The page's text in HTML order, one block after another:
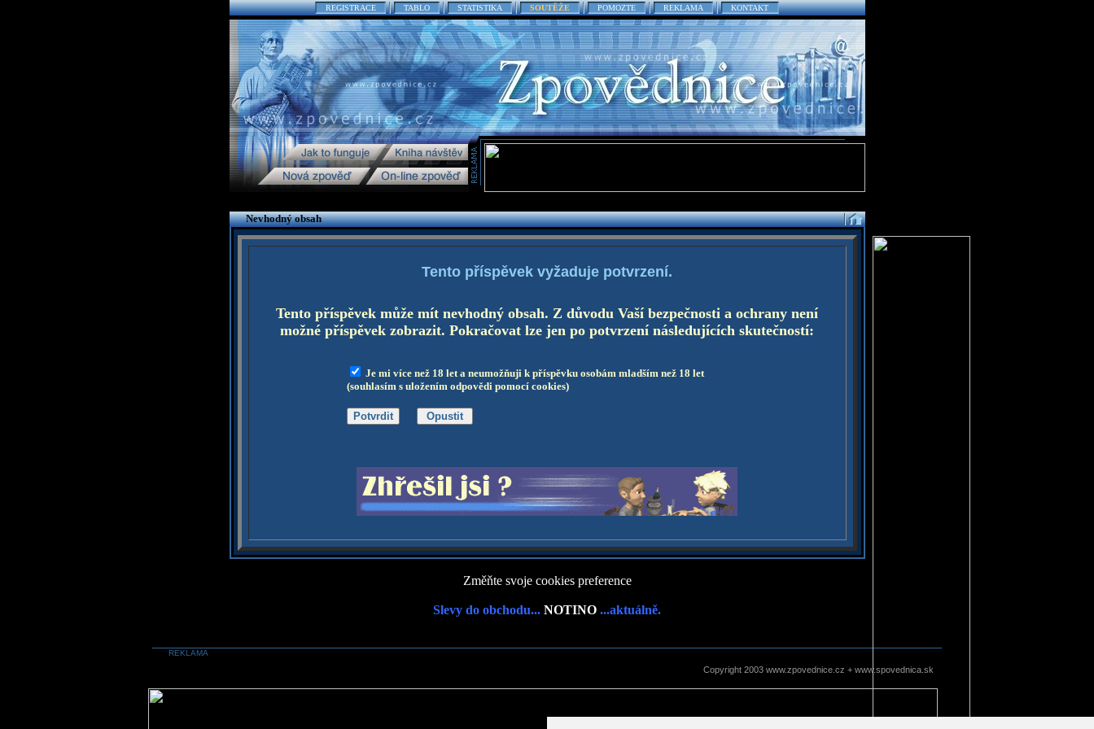
REGISTRACE TABLO STATISTIKA SOUTĚŽE POMOZTE REKLAMA KONTAKT
Nevhodný obsah
Tento příspěvek vyžaduje potvrzení.
Tento příspěvek může mít nevhodný obsah. Z důvodu Vaší bezpečnosti a ochrany není
možné příspěvek zobrazit. Pokračovat lze jen po potvrzení následujících skutečností:
Je mi více než 18 let a neumožňuji k příspěvku osobám mladším než 18 let
(souhlasím s uložením odpovědi pomocí cookies)
Změňte svoje cookies preference
Slevy do obchodu... NOTINO ...aktuálně.
REKLAMA
Copyright 2003 www.zpovednice.cz + www.spovednica.sk